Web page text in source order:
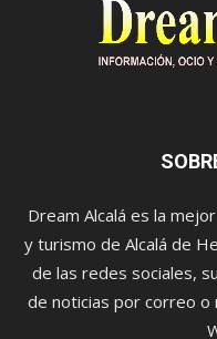
Dream Alcalá es la
y turismo de Alcalá de
de las redes sociales,
de noticias por correo